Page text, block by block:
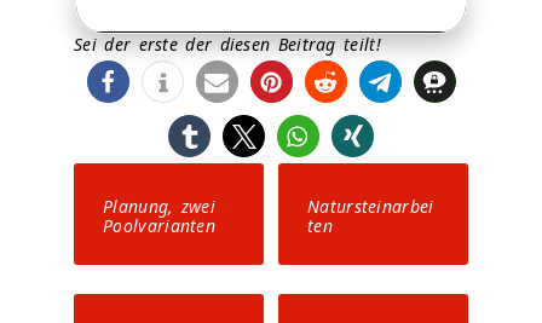
Sei der erste der diesen Beitrag teilt!
0
0
Planung, zwei
Poolvarianten
Natursteinarbei
ten